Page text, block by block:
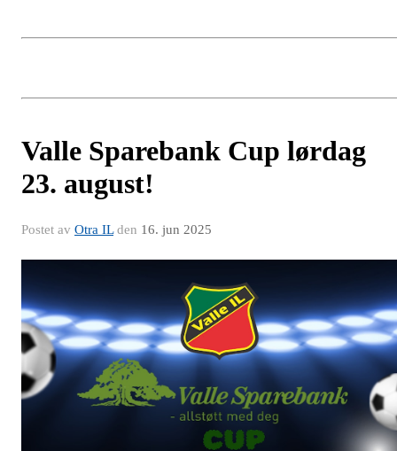
Valle Sparebank Cup lørdag
23. august!
Postet av Otra ILden 16. jun 2025